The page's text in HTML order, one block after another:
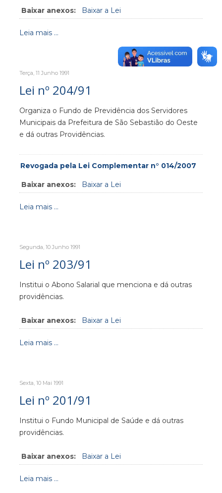
Baixar anexos: Baixar a Lei
Leia mais ...
Terça, 11 Junho 1991
Lei nº 204/91
Organiza o Fundo de Previdência dos Servidores
Municipais da Prefeitura de São Sebastião do Oeste
e dá outras Providências.
Revogada pela Lei Complementar n° 014/2007
Baixar anexos: Baixar a Lei
Leia mais ...
Segunda, 10 Junho 1991
Lei nº 203/91
Institui o Abono Salarial que menciona e dá outras
providências.
Baixar anexos: Baixar a Lei
Leia mais ...
Sexta, 10 Mai 1991
Lei nº 201/91
Institui o Fundo Municipal de Saúde e dá outras
providências.
Baixar anexos: Baixar a Lei
Leia mais ...